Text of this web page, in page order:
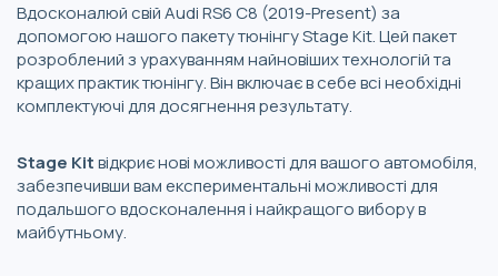
Вдосконалюй свій Audi RS6 C8 (2019-Present) за
допомогою нашого пакету тюнінгу Stage Kit. Цей пакет
розроблений з урахуванням найновіших технологій та
кращих практик тюнінгу. Він включає в себе всі необхідні
комплектуючі для досягнення результату.
Stage Kitвідкриє нові можливості для вашого автомобіля,
забезпечивши вам експериментальні можливості для
подальшого вдосконалення і найкращого вибору в
майбутньому.